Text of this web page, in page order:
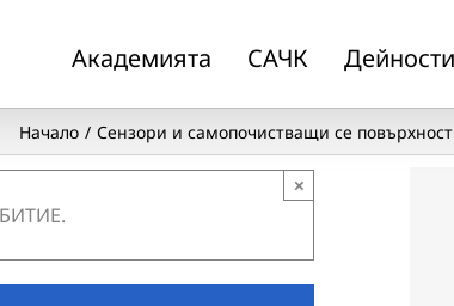
Академията САЧК Дейности
Начало Сензори и самопочистващи се
×